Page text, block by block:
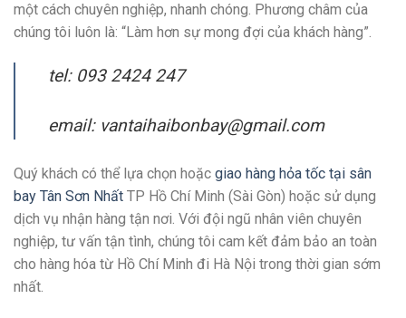
một cách chuyên nghiệp, nhanh chóng. Phương châm của
chúng tôi luôn là: “Làm hơn sự mong đợi của khách hàng”.
tel: 093 2424 247
email: vantaihaibonbay@gmail.com
Quý khách có thể lựa chọn hoặc giao hàng hỏa tốc tại sân
bay Tân Sơn Nhất TP Hồ Chí Minh (Sài Gòn) hoặc sử dụng
dịch vụ nhận hàng tận nơi. Với đội ngũ nhân viên chuyên
nghiệp, tư vấn tận tình, chúng tôi cam kết đảm bảo an toàn
cho hàng hóa từ Hồ Chí Minh đi Hà Nội trong thời gian sớm
nhất.